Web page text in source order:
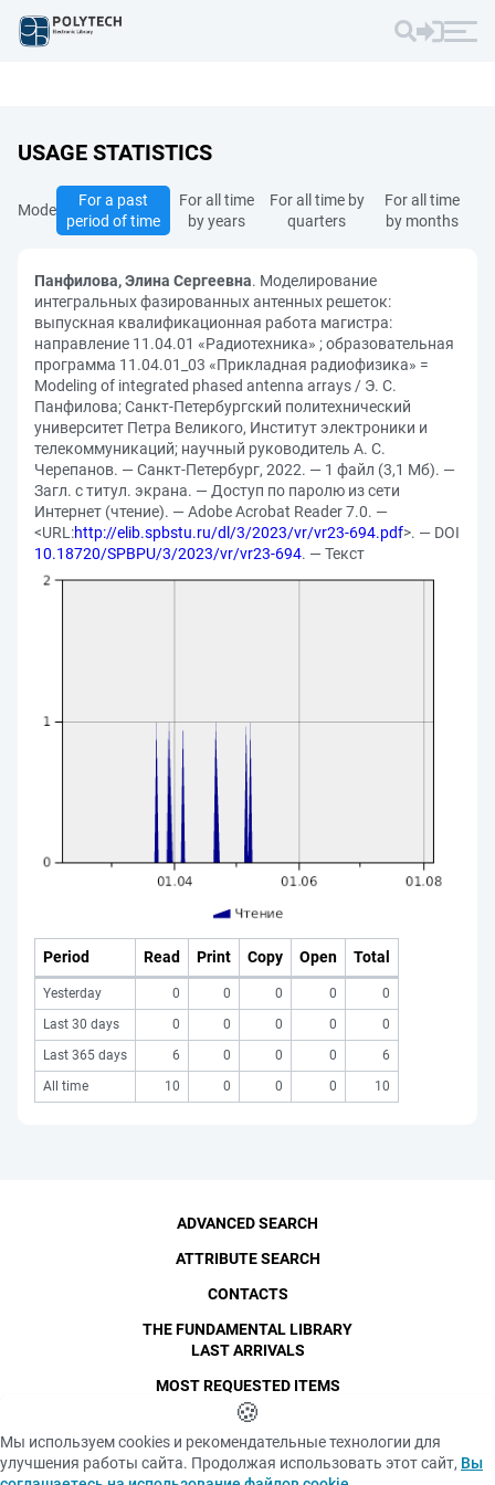
USAGE STATISTICS
Mode
For a past
period of time
For all time
by years
For all time by
quarters
For all time
by months
Панфилова, Элина Сергеевна. Моделирование
интегральных фазированных антенных решеток:
выпускная квалификационная работа магистра:
направление 11.04.01 «Радиотехника» ; образовательная
программа 11.04.01_03 «Прикладная радиофизика» =
Modeling of integrated phased antenna arrays / Э. С.
Панфилова; Санкт-Петербургский политехнический
университет Петра Великого, Институт электроники и
телекоммуникаций; научный руководитель А. С.
Черепанов. — Санкт-Петербург, 2022. — 1 файл (3,1 Мб). —
Загл. с титул. экрана. — Доступ по паролю из сети
Интернет (чтение). — Adobe Acrobat Reader 7.0. —
<URL:http://elib.spbstu.ru/dl/3/2023/vr/vr23-694.pdf>. — DOI
10.18720/SPBPU/3/2023/vr/vr23-694. — Текст
Period Read Print Copy Open Total
Yesterday 0 0 0 0
0
Last 30 days
0 0 0 0
0
Last 365 days
6 0 0 0
6
All time
10 0 0 0 10
SPbPU, 1996-2026
Copyright and Personal Data
The photographs are
published with the
Privacy policy
ADVANCED SEARCH
ATTRIBUTE SEARCH
CONTACTS
THE FUNDAMENTAL LIBRARY
LAST ARRIVALS
MOST REQUESTED ITEMS
🍪
Мы используем cookies и рекомендательные технологии для
улучшения работы сайта. Продолжая использовать этот сайт, Вы